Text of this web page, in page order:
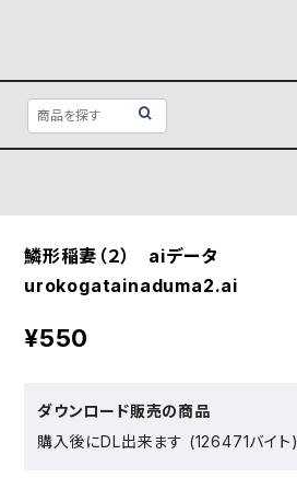
鱗形稲妻（２） aiデータ
urokogatainaduma2.ai
¥550
ダウンロード販売の商品
購入後にDL出来ます (126471バイト)